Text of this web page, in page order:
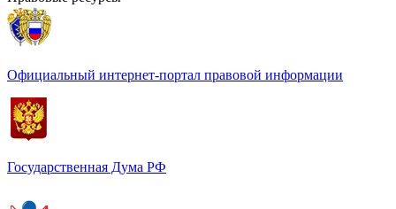
Официальный интернет-портал правовой информации
Государственная Дума РФ